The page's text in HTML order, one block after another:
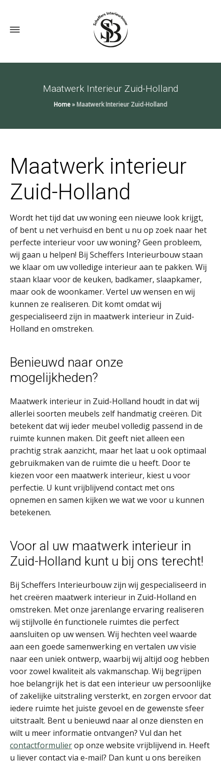
Maatwerk Interieur Zuid-Holland
Home»Maatwerk Interieur Zuid-Holland
Maatwerk interieur
Zuid-Holland
Wordt het tijd dat uw woning een nieuwe look krijgt,
of bent u net verhuisd en bent u nu op zoek naar het
perfecte interieur voor uw woning? Geen probleem,
wij gaan u helpen! Bij Scheffers Interieurbouw staan
we klaar om uw volledige interieur aan te pakken. Wij
staan klaar voor de keuken, badkamer, slaapkamer,
maar ook de woonkamer. Vertel uw wensen en wij
kunnen ze realiseren. Dit komt omdat wij
gespecialiseerd zijn in maatwerk interieur in Zuid-
Holland en omstreken.
Benieuwd naar onze
mogelijkheden?
Maatwerk interieur in Zuid-Holland houdt in dat wij
allerlei soorten meubels zelf handmatig creëren. Dit
betekent dat wij ieder meubel volledig passend in de
ruimte kunnen maken. Dit geeft niet alleen een
prachtig strak aanzicht, maar het laat u ook optimaal
gebruikmaken van de ruimte die u heeft. Door te
kiezen voor een maatwerk interieur, kiest u voor
perfectie. U kunt vrijblijvend contact met ons
opnemen en samen kijken we wat we voor u kunnen
betekenen.
Voor al uw maatwerk interieur in
Zuid-Holland kunt u bij ons terecht!
Bij Scheffers Interieurbouw zijn wij gespecialiseerd in
het creëren maatwerk interieur in Zuid-Holland en
omstreken. Met onze jarenlange ervaring realiseren
wij stijlvolle én functionele ruimtes die perfect
aansluiten op uw wensen. Wij hechten veel waarde
aan een goede samenwerking en vertalen uw visie
naar een uniek ontwerp, waarbij wij altijd oog hebben
voor zowel kwaliteit als vakmanschap. Wij begrijpen
hoe belangrijk het is dat een interieur uw persoonlijke
of zakelijke uitstraling versterkt, en zorgen ervoor dat
iedere ruimte het juiste gevoel en de gewenste sfeer
uitstraalt. Bent u benieuwd naar al onze diensten en
wilt u meer informatie ontvangen? Vul dan het
contactformulierop onze website vrijblijvend in. Heeft
u liever contact via e-mail? Dan kunt u ons bereiken